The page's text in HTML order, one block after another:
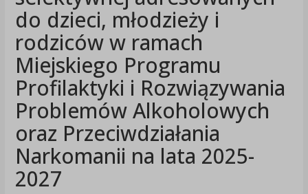
do dzieci, młodzieży i
rodziców w ramach
Miejskiego Programu
Profilaktyki i Rozwiązywania
Problemów Alkoholowych
oraz Przeciwdziałania
Narkomanii na lata 2025-
2027